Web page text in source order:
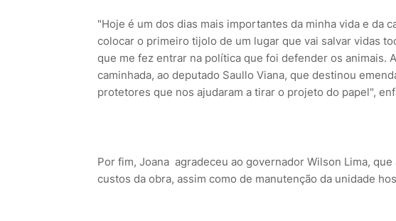
"Hoje é um dos dias mais importantes da minha vida e da
colocar o primeiro tijolo de um lugar que vai salvar vidas
que me fez entrar na política que foi defender os animais.
caminhada, ao deputado Saullo Viana, que destinou
protetores que nos ajudaram a tirar o projeto do papel",
Por fim, Joana agradeceu ao governador Wilson Lima,
custos da obra, assim como de manutenção da unidade